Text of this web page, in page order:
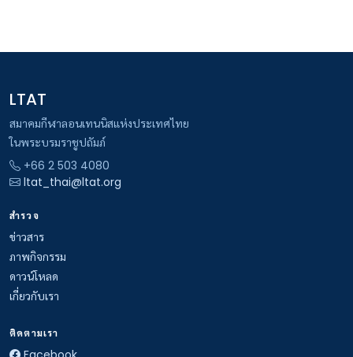
LTAT
สมาคมกีฬาลอนเทนนิสแห่งประเทศไทย
ในพระบรมราชูปถัมภ์
+66 2 503 4080
ltat_thai@ltat.org
สำรวจ
ข่าวสาร
ภาพกิจกรรม
ดาวน์โหลด
เกี่ยวกับเรา
ติดตามเรา